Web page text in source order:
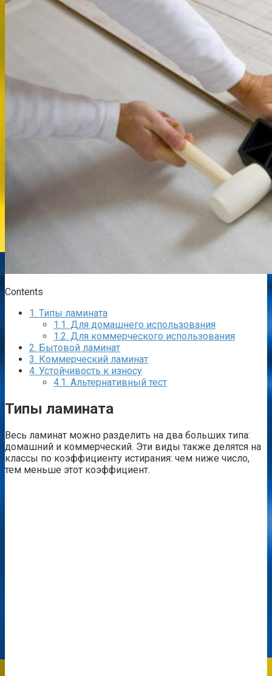
Contents
1. Типы ламината
1.1. Для домашнего использования
1.2. Для коммерческого использования
2. Бытовой ламинат
3. Коммерческий ламинат
4. Устойчивость к износу
4.1. Альтернативный тест
Типы ламината
Весь ламинат можно разделить на два больших типа:
домашний и коммерческий. Эти виды также делятся на
классы по коэффициенту истирания: чем ниже число,
тем меньше этот коэффициент.